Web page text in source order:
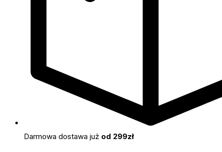
Darmowa dostawa już od 299zł